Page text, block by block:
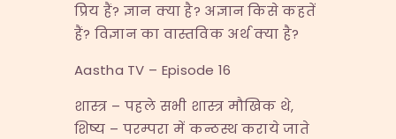
प्रिय हैं? ज्ञान क्या है? अज्ञान किसे कहतें
हैं? विज्ञान का वास्तविक अर्थ क्या है?
Aastha TV – Episode 16
शास्त्र – पहले सभी शास्त्र मौखिक थे,
शिष्य – परम्परा में कन्ठस्थ कराये जाते